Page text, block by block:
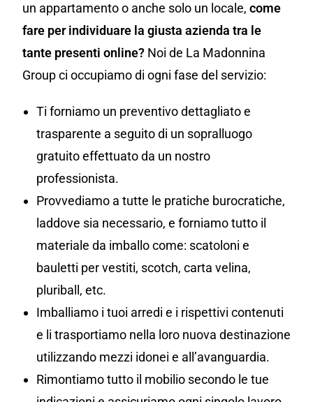
un appartamento o anche solo un locale, come
fare per individuare la giusta azienda tra le
tante presenti online? Noi de La Madonnina
Group ci occupiamo di ogni fase del servizio:
Ti forniamo un preventivo dettagliato e
trasparente a seguito di un sopralluogo
gratuito effettuato da un nostro
professionista.
Provvediamo a tutte le pratiche burocratiche,
laddove sia necessario, e forniamo tutto il
materiale da imballo come: scatoloni e
bauletti per vestiti, scotch, carta velina,
pluriball, etc.
Imballiamo i tuoi arredi e i rispettivi contenuti
e li trasportiamo nella loro nuova destinazione
utilizzando mezzi idonei e all’avanguardia.
Rimontiamo tutto il mobilio secondo le tue